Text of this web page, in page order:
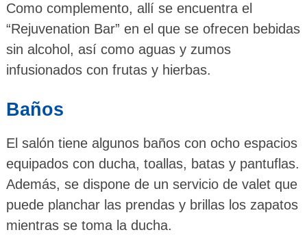
Como complemento, allí se encuentra el
“Rejuvenation Bar” en el que se ofrecen bebidas
sin alcohol, así como aguas y zumos
infusionados con frutas y hierbas.
Baños
El salón tiene algunos baños con ocho espacios
equipados con ducha, toallas, batas y pantuflas.
Además, se dispone de un servicio de valet que
puede planchar las prendas y brillas los zapatos
mientras se toma la ducha.